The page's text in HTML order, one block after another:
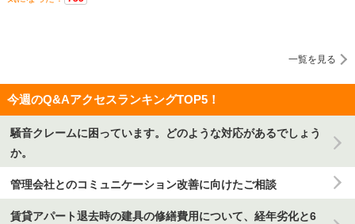
一覧を見る
今週のQ&AアクセスランキングTOP5！
騒音クレームに困っています。どのような対応があるでしょう
か。
管理会社とのコミュニケーション改善に向けたご相談
賃貸アパート退去時の建具の修繕費用について、経年劣化と6